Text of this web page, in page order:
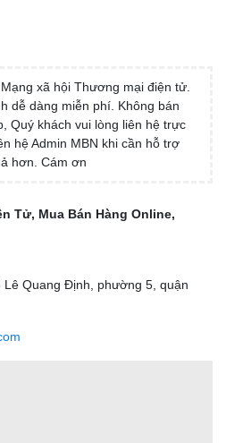
xã hội Thương mại điện tử.
dễ dàng miễn phí. Không bán
Quý khách vui lòng liên hệ trực
hệ Admin MBN khi cần hỗ trợ
hơn. Cám ơn
Tử, Mua Bán Hàng Online,
Lê Quang Định, phường 5, quận